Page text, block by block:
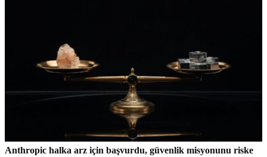
Anthropic halka arz için başvurdu, güvenlik misyonunu riske